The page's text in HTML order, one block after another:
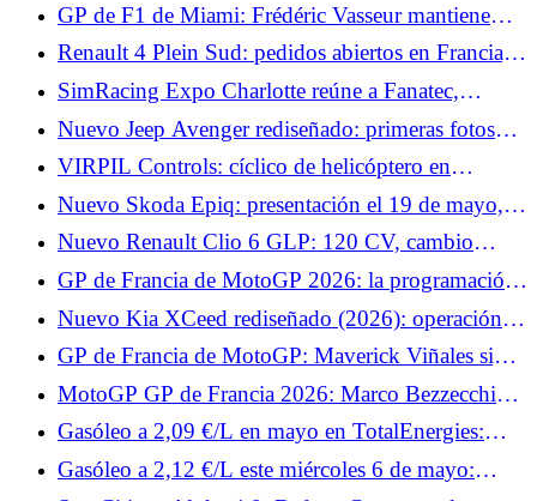
GP de F1 de Miami: Frédéric Vasseur mantiene
aspectos positivos a pesar de una carrera fallida
para Ferrari
Renault 4 Plein Sud: pedidos abiertos en Francia,
desde 37.290 €
SimRacing Expo Charlotte reúne a Fanatec,
Asetek, Conspit, VPG, Thrustmaster y Pimax.
Nuevo Jeep Avenger rediseñado: primeras fotos
oficiales y look “baby-Compass” para el SUV
urbano
VIRPIL Controls: cíclico de helicóptero en
aproximación y una base Force Feedback que
destaca
Nuevo Skoda Epiq: presentación el 19 de mayo, lo
que muestran los bocetos oficiales
Nuevo Renault Clio 6 GLP: 120 CV, cambio
automático y hasta 1.400 km de autonomía
GP de Francia de MotoGP 2026: la programación
de TV y los horarios del fin de semana
Nuevo Kia XCeed rediseñado (2026): operación
de modernización del compacto elevado
GP de Francia de MotoGP: Maverick Viñales sigue
fuera, Jonas Folger regresa a Tech3
MotoGP GP de Francia 2026: Marco Bezzecchi
quiere confirmar su dominio en Le Mans
Gasóleo a 2,09 €/L en mayo en TotalEnergies:
todas las fechas de operación en 3.300 estaciones
Gasóleo a 2,12 €/L este miércoles 6 de mayo:
¿dónde se puede pagar menos que la media de